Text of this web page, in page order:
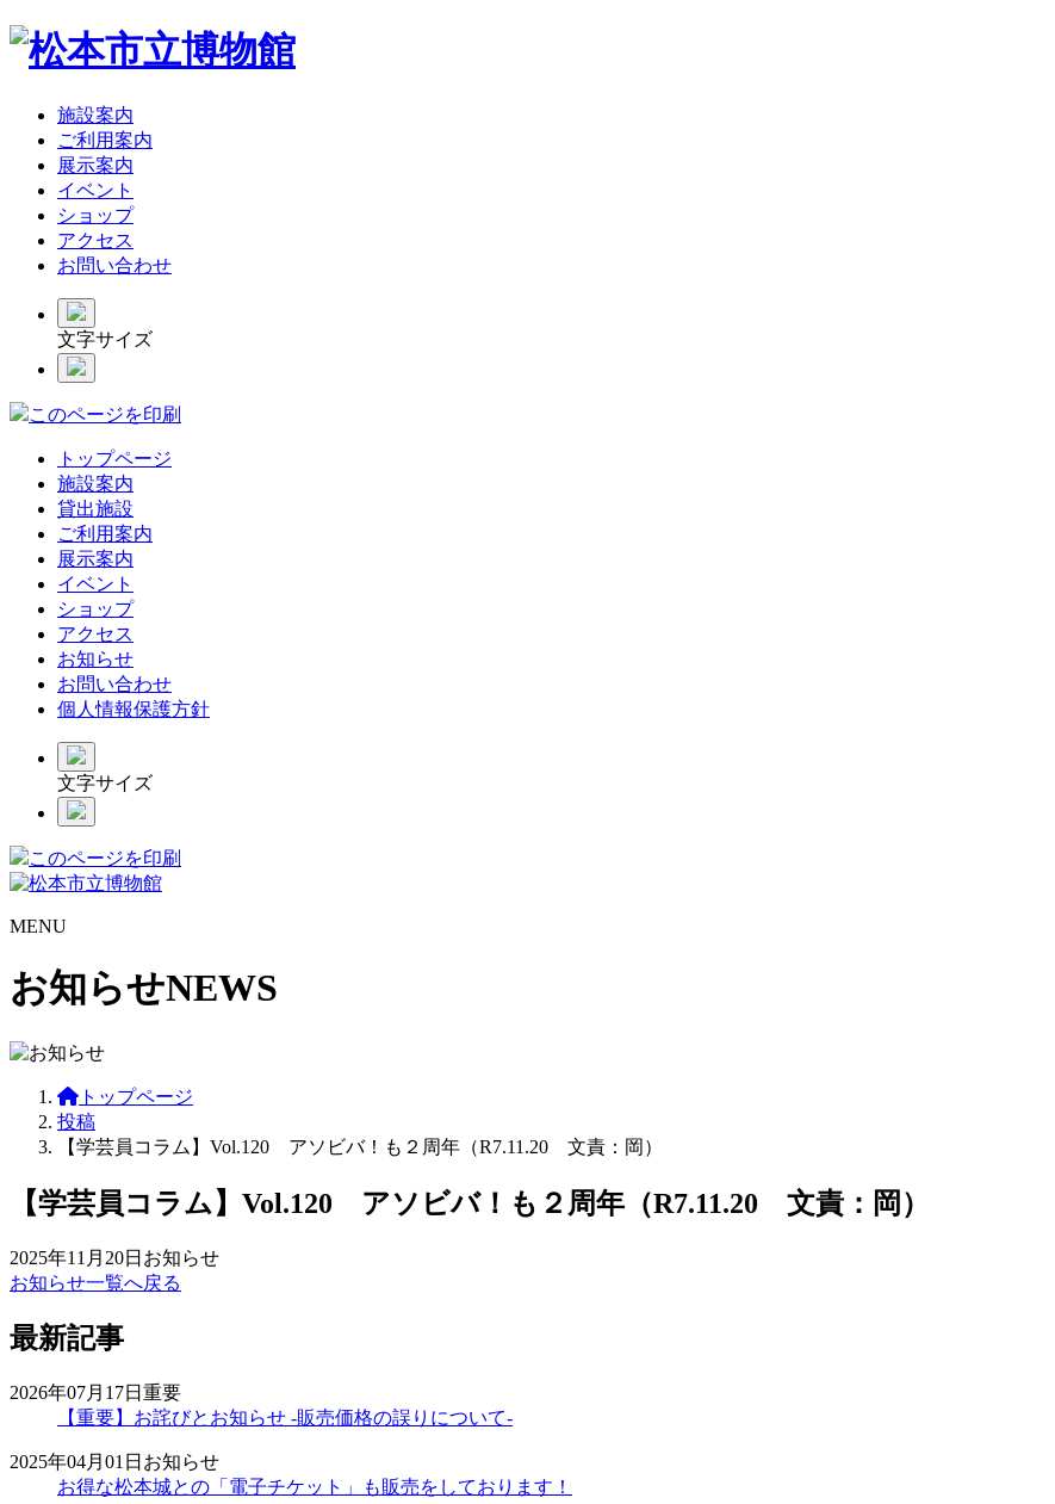
施設案内
ご利用案内
展示案内
イベント
ショップ
アクセス
お問い合わせ
文字サイズ
このページを印刷
トップページ
施設案内
貸出施設
ご利用案内
展示案内
イベント
ショップ
アクセス
お知らせ
お問い合わせ
個人情報保護方針
文字サイズ
このページを印刷
MENU
お知らせNEWS
トップページ
投稿
【学芸員コラム】Vol.120 アソビバ！も２周年（R7.11.20 文責：岡）
【学芸員コラム】Vol.120 アソビバ！も２周年（R7.11.20 文責：岡）
2025年11月20日 お知らせ
お知らせ一覧へ戻る
最新記事
2026年07月17日 重要
【重要】お詫びとお知らせ -販売価格の誤りについて-
2025年04月01日 お知らせ
お得な松本城との「電子チケット」も販売をしております！